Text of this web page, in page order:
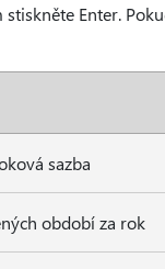
Enter.
sazba
období za rok